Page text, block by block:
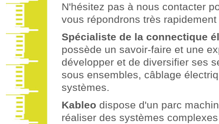
N'hésitez pas à nous contacter
vous répondrons très rapidement
Spécialiste de la connectique
possède un savoir-faire et une
développer et de diversifier ses
sous ensembles, câblage
systèmes.
Kableo dispose d'un parc
réaliser des systèmes